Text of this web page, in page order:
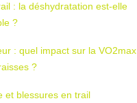
: la déshydratation est-elle
?
: quel impact sur la VO2max
?
et blessures en trail